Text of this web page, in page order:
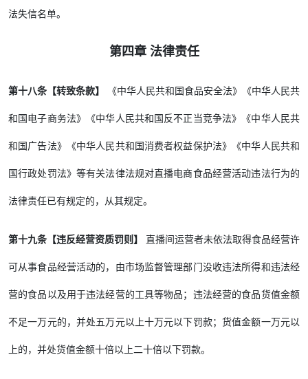
法失信名单。
第四章 法律责任
第十八条【转致条款】 《中华人民共和国食品安全法》《中华人民共
和国电子商务法》《中华人民共和国反不正当竞争法》《中华人民共
和国广告法》《中华人民共和国消费者权益保护法》《中华人民共和
国行政处罚法》等有关法律法规对直播电商食品经营活动违法行为的
法律责任已有规定的，从其规定。
第十九条【违反经营资质罚则】 直播间运营者未依法取得食品经营许
可从事食品经营活动的，由市场监督管理部门没收违法所得和违法经
营的食品以及用于违法经营的工具等物品；违法经营的食品货值金额
不足一万元的，并处五万元以上十万元以下罚款；货值金额一万元以
上的，并处货值金额十倍以上二十倍以下罚款。